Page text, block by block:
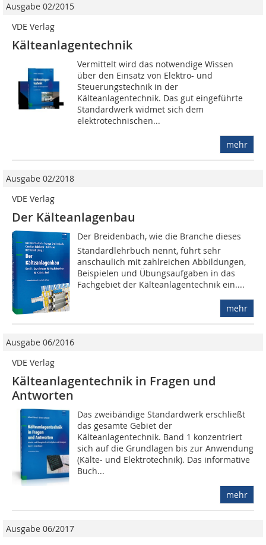
Ausgabe 02/2015
VDE Verlag
Kälteanlagentechnik
Vermittelt wird das notwendige Wissen
über den Einsatz von Elektro- und
Steuerungstechnik in der
Kälteanlagentechnik. Das gut eingeführte
Standardwerk widmet sich dem
elektrotechnischen...
mehr
Ausgabe 02/2018
VDE Verlag
Der Kälteanlagenbau
Der Breidenbach, wie die Branche dieses
Standardlehrbuch nennt, führt sehr
anschaulich mit zahlreichen Abbildungen,
Beispielen und Übungsaufgaben in das
Fachgebiet der Kälteanlagentechnik ein....
mehr
Ausgabe 06/2016
VDE Verlag
Kälteanlagentechnik in Fragen und
Antworten
Das zweibändige Standardwerk erschließt
das gesamte Gebiet der
Kälteanlagentechnik. Band 1 konzentriert
sich auf die Grundlagen bis zur Anwendung
(Kälte- und Elektrotechnik). Das informative
Buch...
mehr
Ausgabe 06/2017